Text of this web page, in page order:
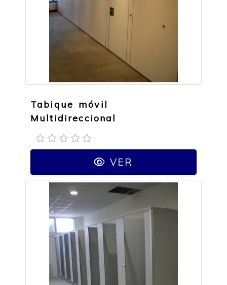
Tabique móvil
Multidireccional
VER